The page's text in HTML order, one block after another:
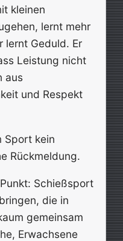
kleinen
lernt mehr
lernt Geduld. Er
Leistung nicht
aus
und Respekt
Sport kein
Rückmeldung.
Schießsport
die in
gemeinsam
Erwachsene